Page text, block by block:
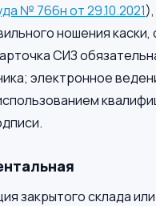
№ 766н от 29.10.2021
ношения каски,
СИЗ
электронное
закрытого склада